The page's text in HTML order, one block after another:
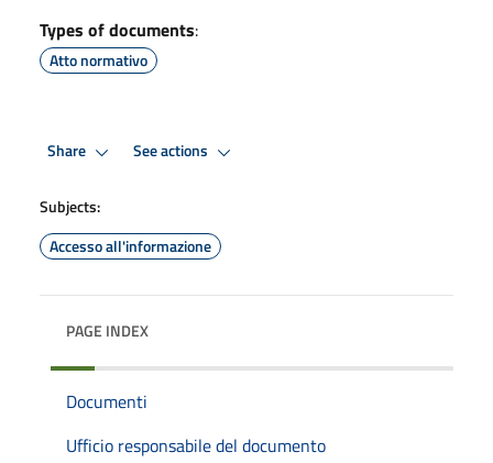
Types of documents:
Atto normativo
Share See actions
Subjects:
Accesso all'informazione
PAGE INDEX
Documenti
Ufficio responsabile del documento